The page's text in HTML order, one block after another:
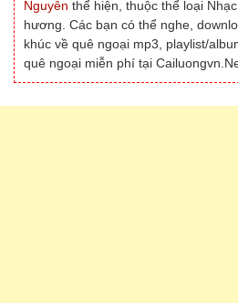
Nguyên thể hiện, thuộc thể loại
hương. Các bạn có thể nghe,
khúc về quê ngoại mp3, playlist/
quê ngoại miễn phí tại